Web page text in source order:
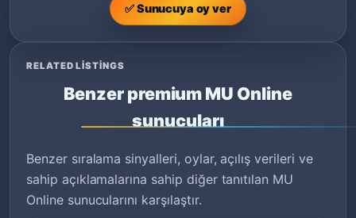
✅ Sunucuya oy ver
RELATED LISTINGS
Benzer premium MU Online
sunucuları
Benzer sıralama sinyalleri, oylar, açılış verileri ve
sahip açıklamalarına sahip diğer tanıtılan MU
Online sunucularını karşılaştır.